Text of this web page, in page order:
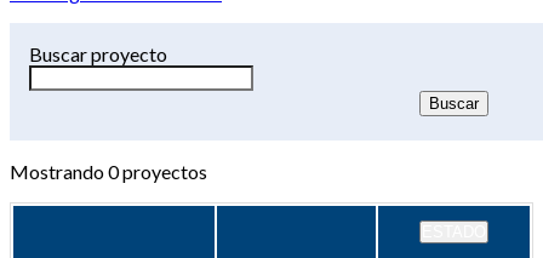
Buscar proyecto
Mostrando0proyectos